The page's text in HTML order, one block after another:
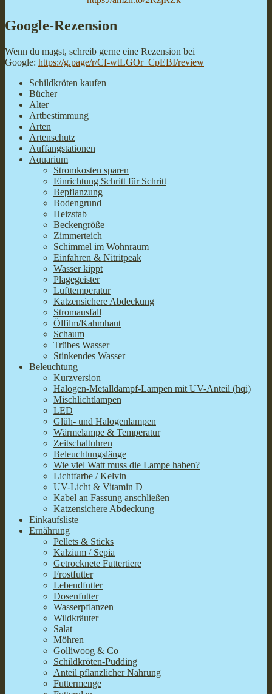
Google-Rezension
Wenn du magst, schreib gerne eine Rezension bei
Google: https://g.page/r/Cf-wtLGOr_CpEBI/review
Schildkröten kaufen
Bücher
Alter
Artbestimmung
Arten
Artenschutz
Auffangstationen
Aquarium
Stromkosten sparen
Einrichtung Schritt für Schritt
Bepflanzung
Bodengrund
Heizstab
Beckengröße
Zimmerteich
Schimmel im Wohnraum
Einfahren & Nitritpeak
Wasser kippt
Plagegeister
Lufttemperatur
Katzensichere Abdeckung
Stromausfall
Ölfilm/Kahmhaut
Schaum
Trübes Wasser
Stinkendes Wasser
Beleuchtung
Kurzversion
Halogen-Metalldampf-Lampen mit UV-Anteil (hqi)
Mischlichtlampen
LED
Glüh- und Halogenlampen
Wärmelampe & Temperatur
Zeitschaltuhren
Beleuchtungslänge
Wie viel Watt muss die Lampe haben?
Lichtfarbe / Kelvin
UV-Licht & Vitamin D
Kabel an Fassung anschließen
Katzensichere Abdeckung
Einkaufsliste
Ernährung
Pellets & Sticks
Kalzium / Sepia
Getrocknete Futtertiere
Frostfutter
Lebendfutter
Dosenfutter
Wasserpflanzen
Wildkräuter
Salat
Möhren
Golliwoog & Co
Schildkröten-Pudding
Anteil pflanzlicher Nahrung
Futtermenge